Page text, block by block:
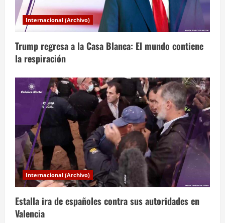
d
e
e
n
a
d
a
s
Internacional (Archivo)
Trump regresa a la Casa Blanca: El mundo contiene
la respiración
Internacional (Archivo)
Estalla ira de españoles contra sus autoridades en
Valencia